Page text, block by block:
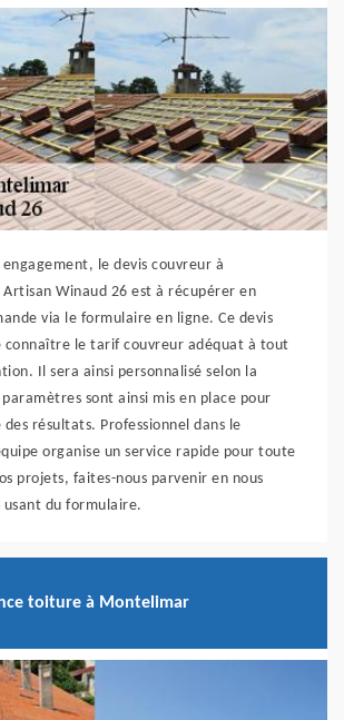
engagement, le devis couvreur à
Winaud 26 est à récupérer en
via le formulaire en ligne. Ce devis
connaître le tarif couvreur adéquat à tout
Il sera ainsi personnalisé selon la
sont ainsi mis en place pour
résultats. Professionnel dans le
organise un service rapide pour toute
projets, faites-nous parvenir en nous
du formulaire.
toiture à Montelimar